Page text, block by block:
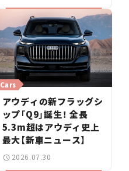
アウディの新フラッグシ
ップ「Q9」誕生！ 全長
5.3m超はアウディ史上
最大【新車ニュース】
Cars
2026.07.30